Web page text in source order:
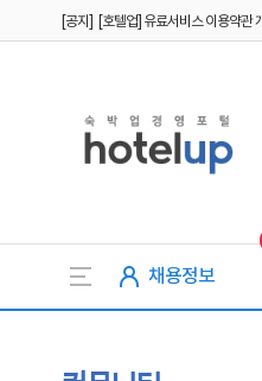
채용정보